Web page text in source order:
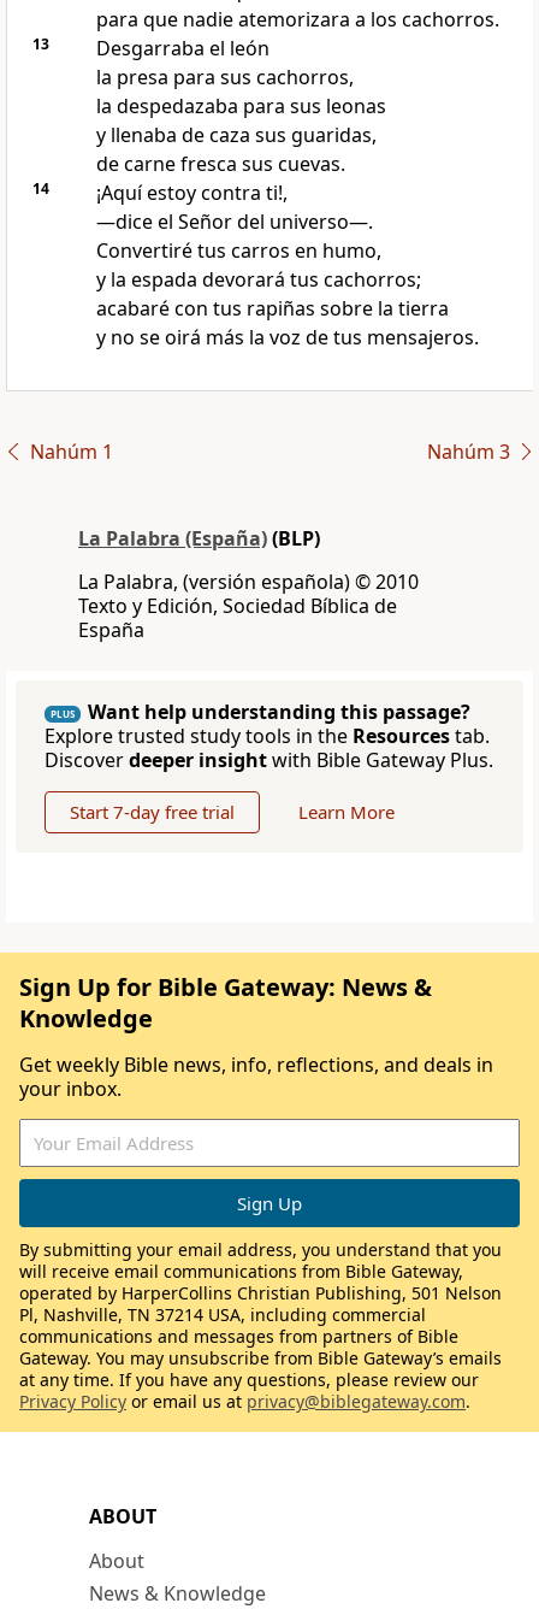
para que nadie atemorizara a los cachorros.
13
Desgarraba el león
la presa para sus cachorros,
la despedazaba para sus leonas
y llenaba de caza sus guaridas,
de carne fresca sus cuevas.
14
¡Aquí estoy contra ti!,
—dice el Señor del universo—.
Convertiré tus carros en humo,
y la espada devorará tus cachorros;
acabaré con tus rapiñas sobre la tierra
y no se oirá más la voz de tus mensajeros.
Nahúm 1 Nahúm 3
La Palabra (España)(BLP)
La Palabra, (versión española) © 2010
Texto y Edición, Sociedad Bíblica de
España
PLUS
Want help understanding this passage?
Explore trusted study tools in the Resourcestab.
Discoverdeeper insightwith Bible Gateway Plus.
Start 7-day free trial Learn More
ABOUT
About
News & Knowledge
Sign Up for Bible Gateway: News &
Knowledge
Get weekly Bible news, info, reflections, and deals in
your inbox.
By submitting your email address, you understand that you
will receive email communications from Bible Gateway,
operated by HarperCollins Christian Publishing, 501 Nelson
Pl, Nashville, TN 37214 USA, including commercial
communications and messages from partners of Bible
Gateway. You may unsubscribe from Bible Gateway’s emails
at any time. If you have any questions, please review our
Privacy Policy or email us at privacy@biblegateway.com.